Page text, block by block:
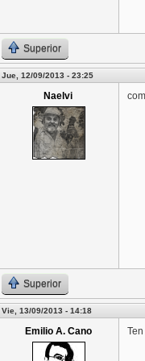
Superior
Jue, 12/09/2013 - 23:25
Naelvi
Superior
Vie, 13/09/2013 - 14:18
Emilio A. Cano